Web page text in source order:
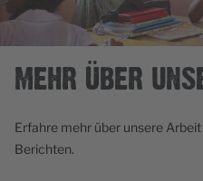
MEHR ÜBER
Erfahre mehr über unsere
Berichten.